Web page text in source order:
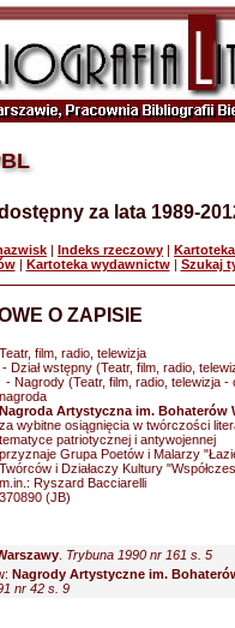
dostępny za lata 1989-
| Indeks rzeczowy |
| Kartoteka wydawnictw| Szukaj
O ZAPISIE
Teatr, film, radio, telewizja
- Dział wstępny (Teatr, film, radio,
- Nagrody (Teatr, film, radio, telewizja -
nagroda
Nagroda Artystyczna im. Bohaterów
za wybitne osiągnięcia w twórczości
tematyce patriotycznej i antywojennej
przyznaje Grupa Poetów i Malarzy
Twórców i Działaczy Kultury
m.in.: Ryszard Bacciarelli
370890 (JB)
Trybuna 1990 nr 161 s. 5
Nagrody Artystyczne im.
nr 42 s. 9